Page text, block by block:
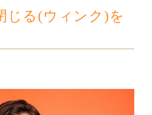
る(ウィンク)を